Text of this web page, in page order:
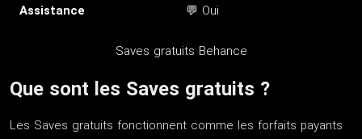
Assistance
💬 Oui
Saves gratuits Behance
Que sont les Saves gratuits ?
Les Saves gratuits fonctionnent comme les forfaits payants